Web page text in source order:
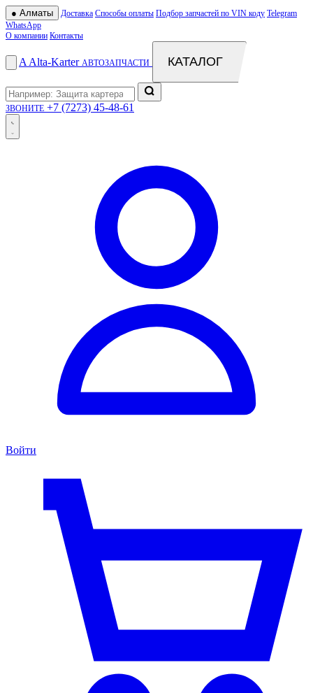
● Алматы Доставка Способы оплаты Подбор запчастей по VIN коду Telegram
WhatsApp
О компании Контакты
A Alta-Karter АВТОЗАПЧАСТИ КАТАЛОГ
ЗВОНИТЕ +7 (7273) 45-48-61
Войти